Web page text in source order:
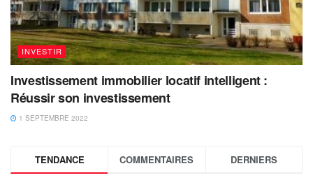
INVESTIR
Investissement immobilier locatif intelligent :
Réussir son investissement
1 SEPTEMBRE 2022
TENDANCE COMMENTAIRES DERNIERS